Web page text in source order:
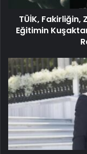
TÜİK,
Eğitimin